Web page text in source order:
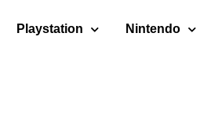
Playstation Nintendo